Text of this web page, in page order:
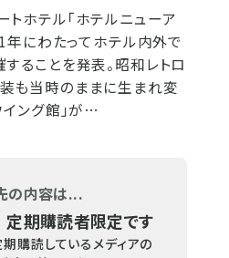
ホテル「ホテルニューア
年にわたってホテル内外で
ることを発表。昭和レトロ
も当時のままに生まれ変
イング館」が…
の内容は...
定期購読者限定です
期購読しているメディアの